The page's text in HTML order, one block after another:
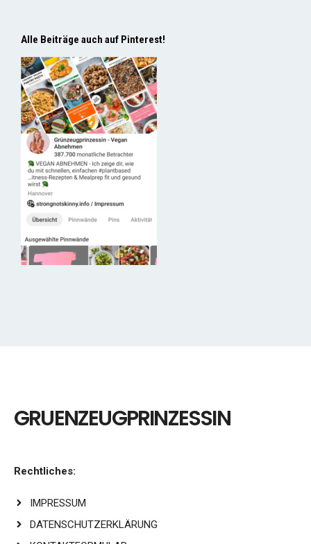
Alle Beiträge auch auf Pinterest!
GRUENZEUGPRINZESSIN
Rechtliches:
IMPRESSUM
DATENSCHUTZERKLÄRUNG